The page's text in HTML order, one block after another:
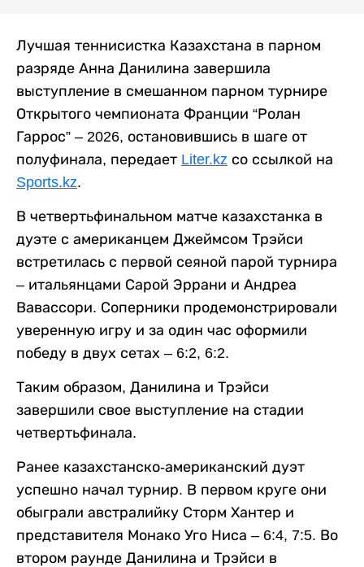
Лучшая теннисистка Казахстана в парном
разряде Анна Данилина завершила
выступление в смешанном парном турнире
Открытого чемпионата Франции “Ролан
Гаррос” – 2026, остановившись в шаге от
полуфинала, передает Liter.kz со ссылкой на
Sports.kz.
В четвертьфинальном матче казахстанка в
дуэте с американцем Джеймсом Трэйси
встретилась с первой сеяной парой турнира
– итальянцами Сарой Эррани и Андреа
Вавассори. Соперники продемонстрировали
уверенную игру и за один час оформили
победу в двух сетах – 6:2, 6:2.
Таким образом, Данилина и Трэйси
завершили свое выступление на стадии
четвертьфинала.
Ранее казахстанско-американский дуэт
успешно начал турнир. В первом круге они
обыграли австралийку Сторм Хантер и
представителя Монако Уго Ниса – 6:4, 7:5. Во
втором раунде Данилина и Трэйси в